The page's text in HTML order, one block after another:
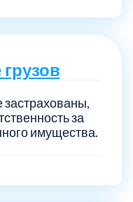
застрахованы,
за
имущества.